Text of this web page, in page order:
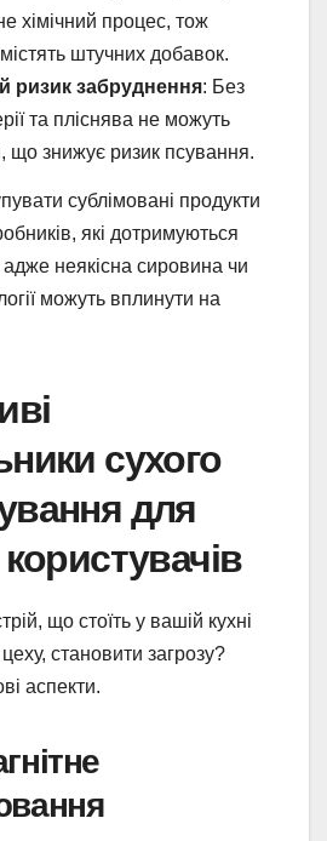
хімічний процес, тож
штучних добавок.
ризик забруднення: Без
та пліснява не можуть
що знижує ризик псування.
сублімовані продукти
які дотримуються
адже неякісна сировина чи
можуть вплинути на
сухого
для
що стоїть у вашій кухні
становити загрозу?
аспекти.